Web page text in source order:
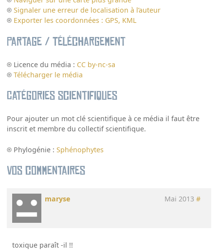
Signaler une erreur de localisation à l’auteur
Exporter les coordonnées : GPS, KML
Partage / Téléchargement
Licence du média : CC by-nc-sa
Télécharger le média
Catégories scientifiques
Pour ajouter un mot clé scientifique à ce média il faut être
inscrit et membre du collectif scientifique.
Phylogénie :Sphénophytes
Vos commentaires
maryse Mai 2013 #
toxique paraît -il !!